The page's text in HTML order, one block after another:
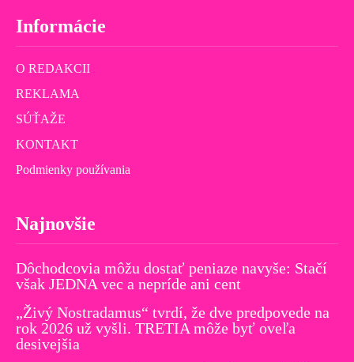
Informácie
O REDAKCII
REKLAMA
SÚŤAŽE
KONTAKT
Podmienky používania
Najnovšie
Dôchodcovia môžu dostať peniaze navyše: Stačí
však JEDNA vec a nepríde ani cent
„Živý Nostradamus“ tvrdí, že dve predpovede na
rok 2026 už vyšli. TRETIA môže byť oveľa
desivejšia